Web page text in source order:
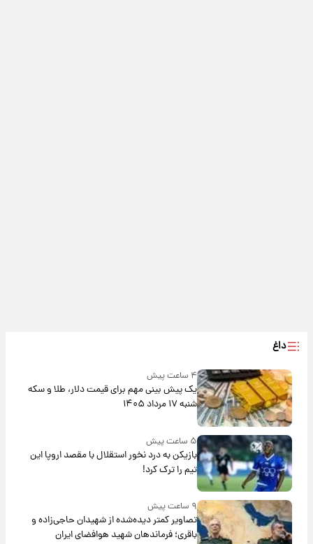
داغ
۴ ساعت پیش
یک پیش ‌بینی مهم برای قیمت دلار، طلا و سکه
شنبه ۱۷ مرداد ۱۴۰۵
۵ ساعت پیش
بازیکن به درد نخور استقلال با مقصد اروپا این
تیم را ترک کرد!
۹ ساعت پیش
تصاویر کمتر دیده‌شده از شهیدان حاجی‌زاده و
باقری؛ فرماندهان شهید هوافضای ایران